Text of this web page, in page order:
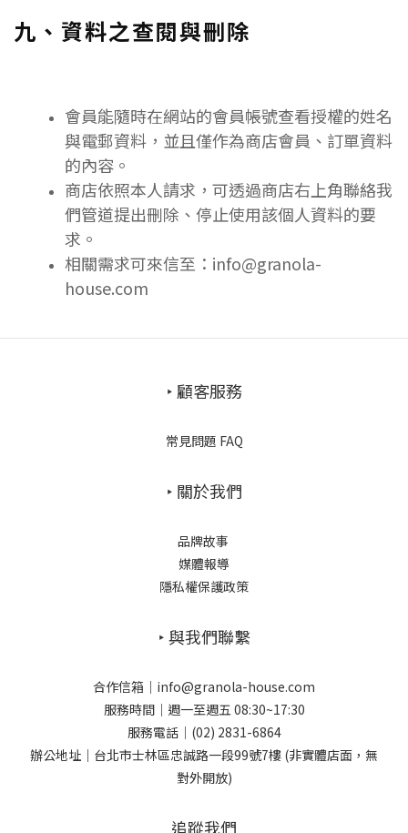
九、資料之查閱與刪除
會員能隨時在網站的會員帳號查看授權的姓名
與電郵資料，並且僅作為商店會員、訂單資料
的內容。
商店依照本人請求，可透過商店右上角聯絡我
們管道提出刪除、停止使用該個人資料的要
求。
相關需求可來信至：info@granola-
house.com
‣ 顧客服務
常見問題 FAQ
‣ 關於我們
品牌故事
媒體報導
隱私權保護政策
‣ 與我們聯繫
合作信箱｜info@granola-house.com
服務時間｜週一至週五 08:30~17:30
服務電話｜(02) 2831-6864
辦公地址｜台北市士林區忠誠路一段99號7樓 (非實體店面，無
對外開放)
追蹤我們